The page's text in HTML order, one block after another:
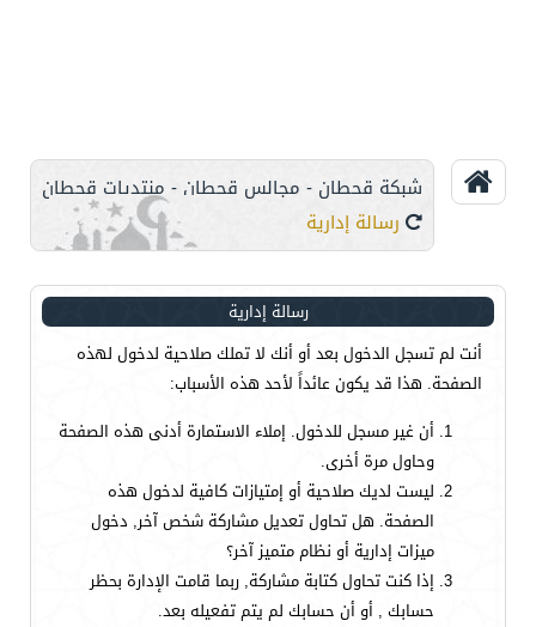
شبكة قحطان - مجالس قحطان - منتديات قحطان
رسالة إدارية
رسالة إدارية
أنت لم تسجل الدخول بعد أو أنك لا تملك صلاحية لدخول لهذه
الصفحة. هذا قد يكون عائداً لأحد هذه الأسباب:
أن غير مسجل للدخول. إملاء الاستمارة أدنى هذه الصفحة
وحاول مرة أخرى.
ليست لديك صلاحية أو إمتيازات كافية لدخول هذه
الصفحة. هل تحاول تعديل مشاركة شخص آخر, دخول
ميزات إدارية أو نظام متميز آخر؟
إذا كنت تحاول كتابة مشاركة, ربما قامت الإدارة بحظر
حسابك , أو أن حسابك لم يتم تفعيله بعد.